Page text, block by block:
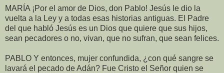
MARÍA ¡Por el amor de Dios, don Pablo! Jesús le dio la
vuelta a la Ley y a todas esas historias antiguas. El Padre
del que habló Jesús es un Dios que quiere que sus hijos,
sean pecadores o no, vivan, que no sufran, que sean felices.
PABLO Y entonces, mujer confundida, ¿con qué sangre se
lavará el pecado de Adán? Fue Cristo el Señor quien se